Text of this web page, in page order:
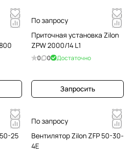
По запросу
Приточная установка Zilon
ZPW 2000/14 L1
0 0 Достаточно
Запросить
25
По запросу
Вентилятор Zilon ZFP 50-30-
4E